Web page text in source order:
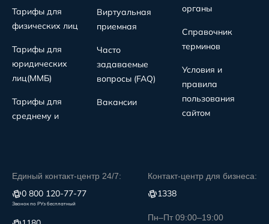
Тарифы для
физических лиц
Тарифы для
юридических
лиц(MMБ)
Тарифы для
среднему и
Виртуальная
приемная
Часто
задаваемые
вопросы (FAQ)
Вакансии
органы
Справочник
терминов
Условия и
правила
пользования
сайтом
Единый контакт-центр 24/7:
0 800 120-77-77
Звонок по РУз бесплатный
Контакт-центр для бизнеса:
1338
Пн–Пт 09:00–19:00